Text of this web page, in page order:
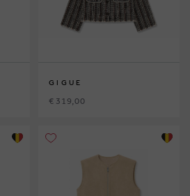
GIGUE
€ 319,00